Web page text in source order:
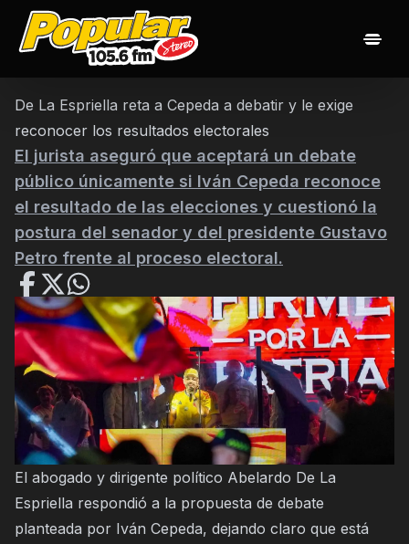
Inicio
Noticias
Las 20 popularisimas
Programación
Contacto
De La Espriella reta a Cepeda a debatir y le exige
reconocer los resultados electorales
El jurista aseguró que aceptará un debate
público únicamente si Iván Cepeda reconoce
el resultado de las elecciones y cuestionó la
postura del senador y del presidente Gustavo
Petro frente al proceso electoral.
El abogado y dirigente político Abelardo De La
Espriella respondió a la propuesta de debate
planteada por Iván Cepeda, dejando claro que está